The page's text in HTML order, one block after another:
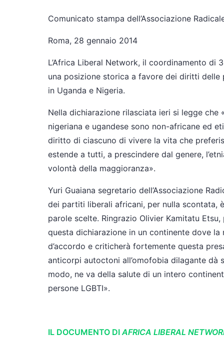
Comunicato stampa dell’Associazione
Roma, 28 gennaio 2014
L’Africa Liberal Network, il coordinamento
una posizione storica a favore dei diritti
in Uganda e Nigeria.
Nella dichiarazione rilasciata ieri si legge
nigeriana e ugandese sono non-africane ed
diritto di ciascuno di vivere la vita che
estende a tutti, a prescindere dal genere,
volontà della maggioranza».
Yuri Guaiana segretario dell’Associazione
dei partiti liberali africani, per nulla scontata,
parole scelte. Ringrazio Olivier Kamitatu
questa dichiarazione in un continente dove
d’accordo e criticherà fortemente questa
anticorpi autoctoni all’omofobia dilagante
modo, ne va della salute di un intero
persone LGBTI».
IL DOCUMENTO DIAFRICA LIBERAL